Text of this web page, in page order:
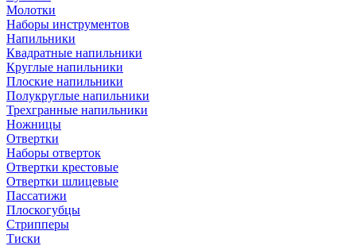
Молотки
Наборы инструментов
Напильники
Квадратные напильники
Круглые напильники
Плоские напильники
Полукруглые напильники
Трехгранные напильники
Ножницы
Отвертки
Наборы отверток
Отвертки крестовые
Отвертки шлицевые
Пассатижи
Плоскогубцы
Стрипперы
Тиски